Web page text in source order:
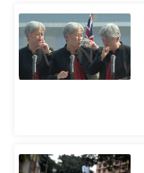
ग
त
वि
शे
रा